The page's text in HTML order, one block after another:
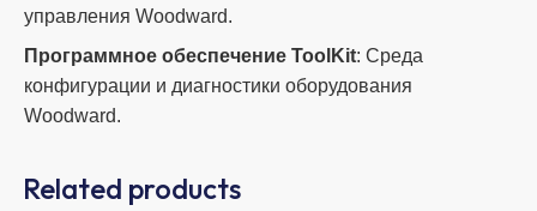
управления Woodward.
Программное обеспечение ToolKit: Среда
конфигурации и диагностики оборудования
Woodward.
Related products